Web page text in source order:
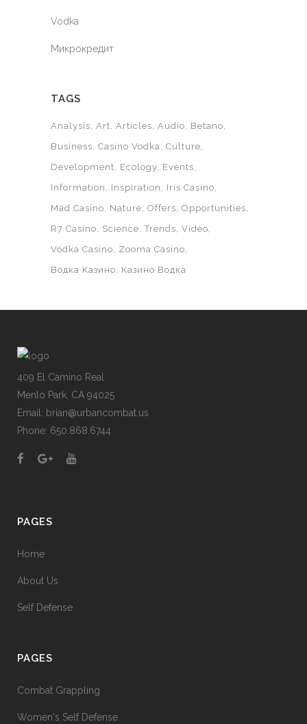
Vodka
Микрокредит
TAGS
Analysis Art Articles Audio
Betano
Business Casino Vodka
Culture
Development
Ecology Events
Information
Inspiration
Iris Casino
Mad Casino
Nature Offers Opportunities
R7 Casino
Science Trends Video
Vodka Casino
Zooma Casino
Водка Казино
Казино Водка
409 El Camino Real
Menlo Park, CA 94025
Email: brian@urbancombat.us
Phone: 650.868.6744
PAGES
Home
About Us
Self Defense
PAGES
Combat Grappling
Women's Self Defense